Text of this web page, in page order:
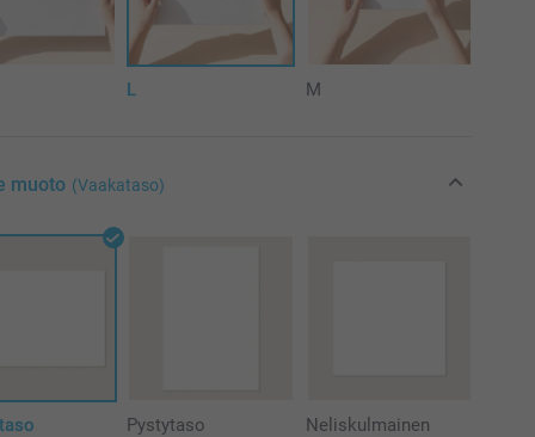
L M
muoto (Vaakataso)
Pystytaso Neliskulmainen